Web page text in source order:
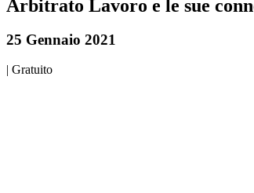
Arbitrato Lavoro e le sue
25 Gennaio 2021
| Gratuito